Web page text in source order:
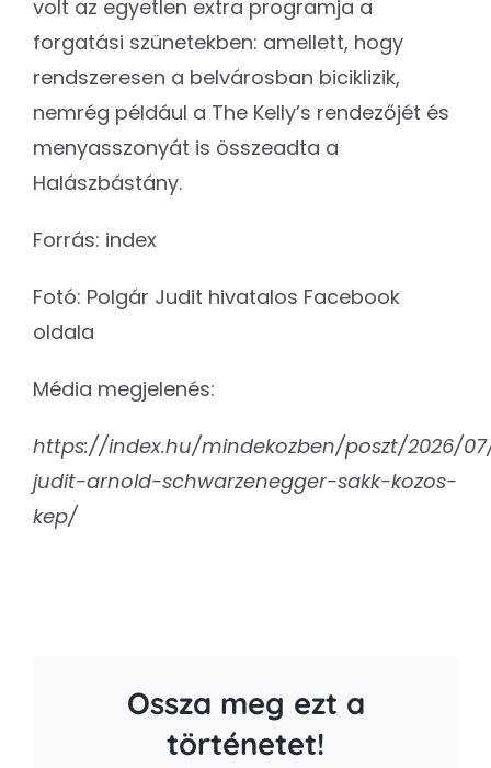
volt az egyetlen extra programja a
forgatási szünetekben: amellett, hogy
rendszeresen a belvárosban biciklizik,
nemrég például a The Kelly’s rendezőjét és
menyasszonyát is összeadta a
Halászbástány.
Forrás: index
Fotó: Polgár Judit hivatalos Facebook
oldala
Média megjelenés:
https://index.hu/mindekozben/poszt/2026/
judit-arnold-schwarzenegger-sakk-kozos-
kep/
Ossza meg ezt a
történetet!